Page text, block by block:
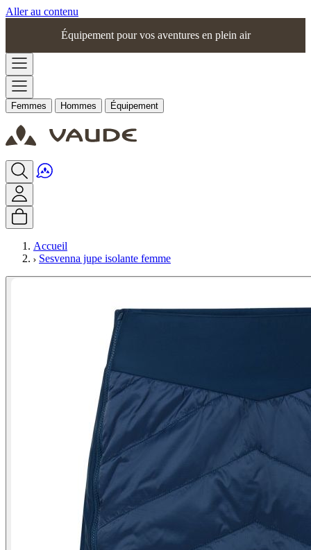
Aller au contenu
Équipement pour vos aventures en plein air
Femmes Hommes Équipement
Accueil
Sesvenna jupe isolante femme